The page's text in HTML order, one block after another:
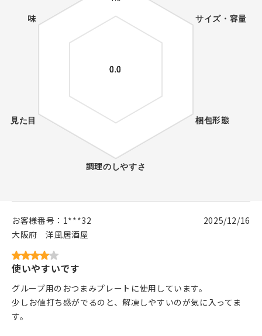
お客様番号： 1***32
大阪府
洋風居酒屋
2025/12/16
使いやすいです
グループ用のおつまみプレートに使用しています。
少しお値打ち感がでるのと、解凍しやすいのが気に入ってま
す。